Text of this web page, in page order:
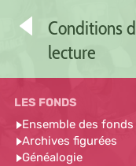
Conditions
lecture
Ensemble des fonds
Archives figurées
Généalogie